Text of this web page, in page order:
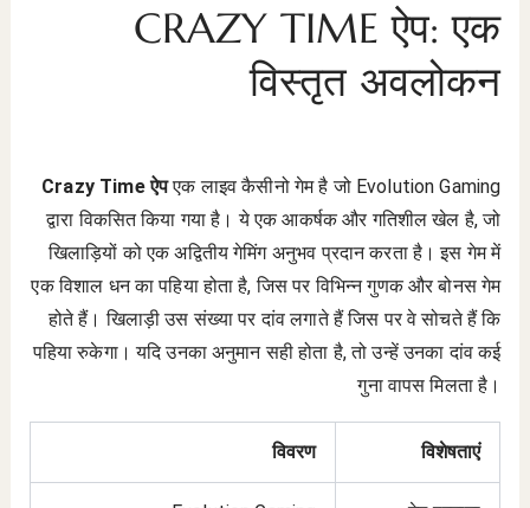
CRAZY TIME ऐप: एक
विस्तृत अवलोकन
Crazy Time ऐपएक लाइव कैसीनो गेम है जो Evolution Gaming
द्वारा विकसित किया गया है। ये एक आकर्षक और गतिशील खेल है, जो
खिलाड़ियों को एक अद्वितीय गेमिंग अनुभव प्रदान करता है। इस गेम में
एक विशाल धन का पहिया होता है, जिस पर विभिन्न गुणक और बोनस गेम
होते हैं। खिलाड़ी उस संख्या पर दांव लगाते हैं जिस पर वे सोचते हैं कि
पहिया रुकेगा। यदि उनका अनुमान सही होता है, तो उन्हें उनका दांव कई
गुना वापस मिलता है।
विशेषताएं
विवरण